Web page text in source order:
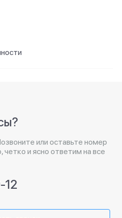
или оставьте номер
четко и ясно ответим на все
12